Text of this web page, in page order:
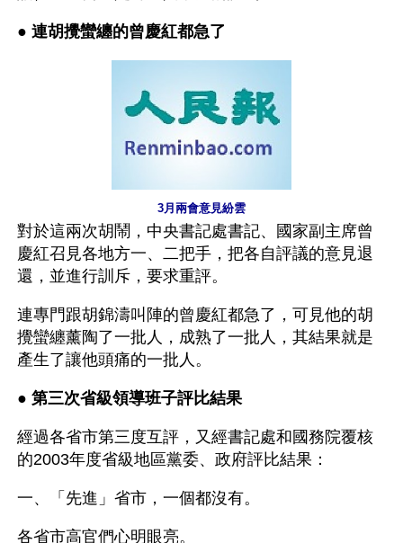
● 連胡攪蠻纏的曾慶紅都急了
3月兩會意見紛雲
對於這兩次胡鬧，中央書記處書記、國家副主席曾
慶紅召見各地方一、二把手，把各自評議的意見退
還，並進行訓斥，要求重評。
連專門跟胡錦濤叫陣的曾慶紅都急了，可見他的胡
攪蠻纏薰陶了一批人，成熟了一批人，其結果就是
產生了讓他頭痛的一批人。
● 第三次省級領導班子評比結果
經過各省市第三度互評，又經書記處和國務院覆核
的2003年度省級地區黨委、政府評比結果：
一、「先進」省市，一個都沒有。
各省市高官們心明眼亮。